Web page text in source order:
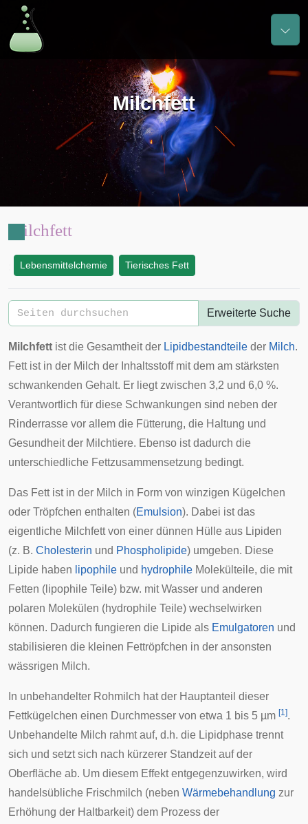
Milchfett
Milchfett
Lebensmittelchemie Tierisches Fett
Erweiterte Suche
Milchfett ist die Gesamtheit der Lipidbestandteile der Milch.
Fett ist in der Milch der Inhaltsstoff mit dem am stärksten
schwankenden Gehalt. Er liegt zwischen 3,2 und 6,0 %.
Verantwortlich für diese Schwankungen sind neben der
Rinderrasse vor allem die Fütterung, die Haltung und
Gesundheit der Milchtiere. Ebenso ist dadurch die
unterschiedliche Fettzusammensetzung bedingt.
Das Fett ist in der Milch in Form von winzigen Kügelchen
oder Tröpfchen enthalten (Emulsion). Dabei ist das
eigentliche Milchfett von einer dünnen Hülle aus Lipiden
(z. B. Cholesterin und Phospholipide) umgeben. Diese
Lipide haben lipophile und hydrophile Molekülteile, die mit
Fetten (lipophile Teile) bzw. mit Wasser und anderen
polaren Molekülen (hydrophile Teile) wechselwirken
können. Dadurch fungieren die Lipide als Emulgatoren und
stabilisieren die kleinen Fettröpfchen in der ansonsten
wässrigen Milch.
In unbehandelter Rohmilch hat der Hauptanteil dieser
Fettkügelchen einen Durchmesser von etwa 1 bis 5 µm [1].
Unbehandelte Milch rahmt auf, d.h. die Lipidphase trennt
sich und setzt sich nach kürzerer Standzeit auf der
Oberfläche ab. Um diesem Effekt entgegenzuwirken, wird
handelsübliche Frischmilch (neben Wärmebehandlung zur
Erhöhung der Haltbarkeit) dem Prozess der